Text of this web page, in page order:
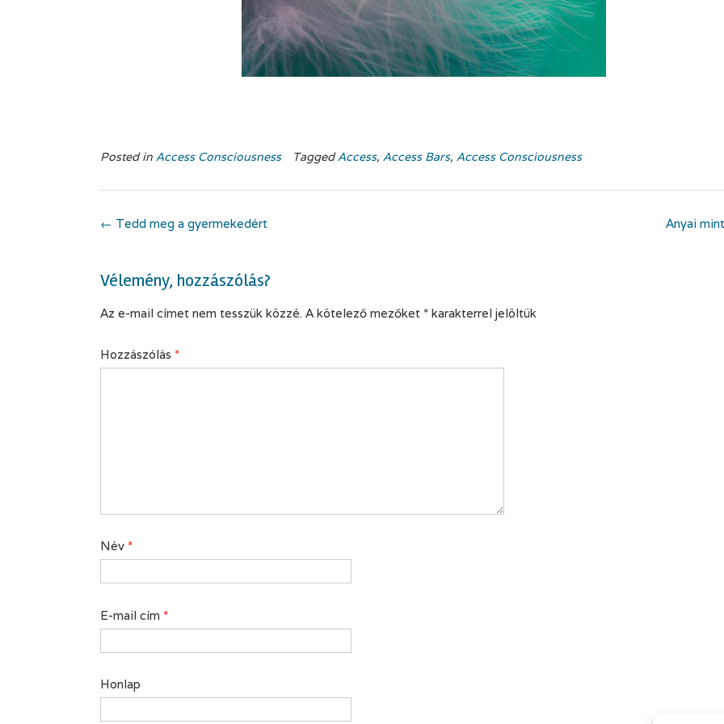
Posted in Access Consciousness TaggedAccess, Access Bars, Access Consciousness
Post
Anyai
← Tedd meg a gyermekedért
Vélemény, hozzászólás?
Az e-mail címet nem tesszük közzé. A kötelező mezőket * karakterrel jelöltük
Hozzászólás *
Név *
E-mail cím *
Honlap